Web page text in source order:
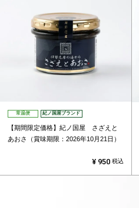
常温便 紀ノ国屋ブランド
【期間限定価格】紀ノ国屋 さざえと
あおさ（賞味期限：2026年10月21日）
¥ 950 税込